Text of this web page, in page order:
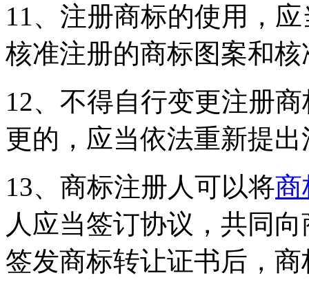
11、注册商标的使用，
核准注册的商标图案和
12、不得自行变更注册
更的，应当依法重新提
13、商标注册人可以将商
人应当签订协议，共同
签发商标转让证书后，